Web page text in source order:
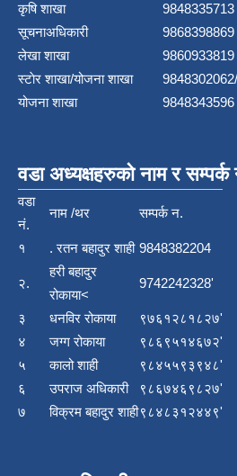
कृषि शाखा
9848335713
सूचनाअधिकारी
9868398869
लेखा शाखा
9860933819
स्टाेर शाखा/योजना शाखा
योजना शाखा
9848343596
वडा अध्यक्षहरुको नाम र सम्पर्क
वडा
नं.
नाम /थर सम्पर्क न.
१ . रतन बहादुर शाही 9848382204
२.
हरी बहादुर
रोकाया<
9742242328'
३ धनविर रोकाया
९७६१२८१८२७'
४
जग्ग रोकाया
९८६९५१४६७२'
५
कालो शाही
९८४५५९३९४८'
६
उपराज अधिकारी
९८६७४६९८२७'
७
विक्रम बहादुर शाही९८४८३१२४४९'